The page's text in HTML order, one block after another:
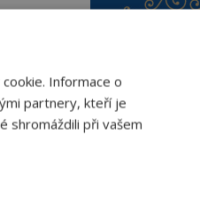
Informace o
partnery, kteří je
shromáždili při vašem